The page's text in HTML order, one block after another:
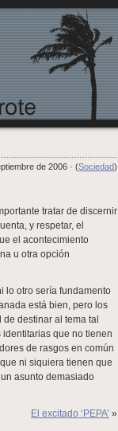
de 2006 · (Sociedad)
tratar de discernir
y respetar, el
el acontecimiento
u otra opción
lo otro sería fundamento
está bien, pero los
destinar al tema tal
que no tienen
de rasgos en común
ni siquiera tienen que
asunto demasiado
El excitado ‘PEPA’ »